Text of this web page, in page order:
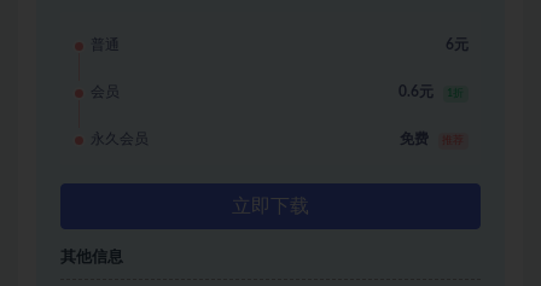
普通 6元
会员 0.6元 1折
永久会员 免费
立即下载
其他信息